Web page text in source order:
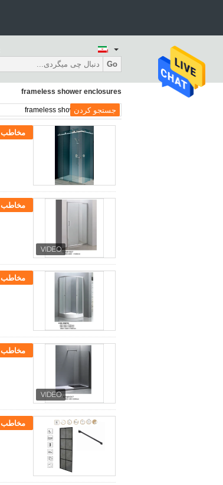
Go
frameless shower enclosures
مخاطب
مخاطب
مخاطب
مخاطب
مخاطب